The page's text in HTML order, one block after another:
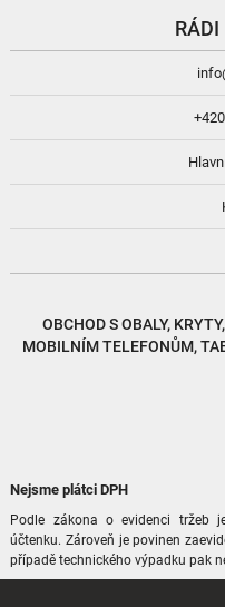
RÁDI
OBCHOD SOBALY,
MOBILNÍM TELEFONŮM,
Nejsme plátci DPH
Podle zákona o evidenci tržeb
účtenku. Zároveň je povinen
případě technického výpadku pak